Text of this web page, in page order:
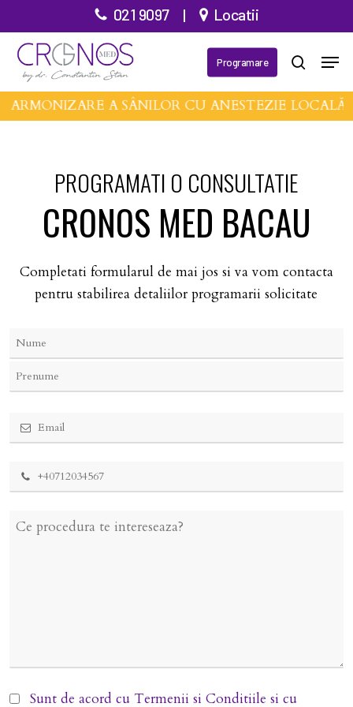
la
conținutul
principal
021 9097| Locatii
Programare căutare
A SÂNILOR CU ANESTEZIE
PROGRAMATI O CONSULTATIE
CRONOS MED BACAU
Completati formularul de mai jos si va vom contacta
pentru stabilirea detaliilor programarii solicitate
Sunt de acord cu Termenii si Conditiile si cu